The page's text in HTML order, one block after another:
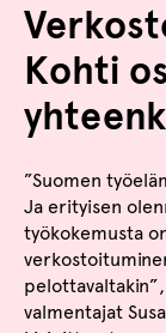
Kohti
”Suomen
Ja erityisen
työkokemusta
valmentajat